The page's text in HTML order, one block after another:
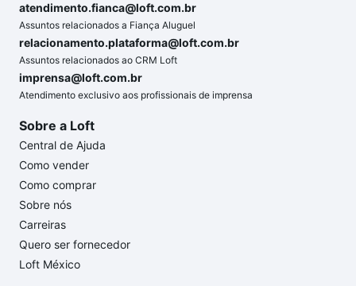
atendimento.fianca@loft.com.br
Assuntos relacionados a Fiança Aluguel
relacionamento.plataforma@loft.com.br
Assuntos relacionados ao CRM Loft
imprensa@loft.com.br
Atendimento exclusivo aos profissionais de imprensa
Sobre a Loft
Central de Ajuda
Como vender
Como comprar
Sobre nós
Carreiras
Quero ser fornecedor
Loft México